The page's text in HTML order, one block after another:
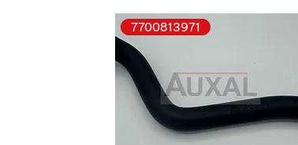
7700813971